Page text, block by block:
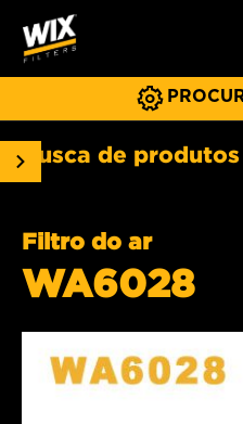
Busca de produtos
Filtro do ar
WA6028